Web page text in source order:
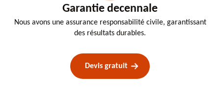
Garantie decennale
Nous avons une assurance responsabilité civile, garantissant
des résultats durables.
Devis gratuit